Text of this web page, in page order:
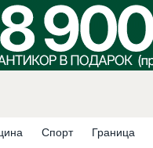
Спорт Граница